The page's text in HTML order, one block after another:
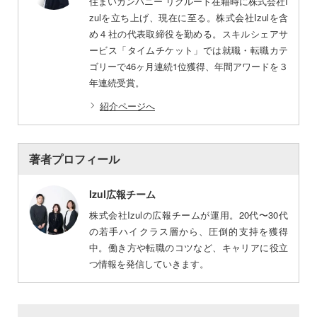
zulを立ち上げ、現在に至る。株式会社Izulを含
め４社の代表取締役を勤める。スキルシェアサ
ービス「タイムチケット」では就職・転職カテ
ゴリーで46ヶ月連続1位獲得、年間アワードを３
年連続受賞。
紹介ページへ
著者プロフィール
Izul広報チーム
株式会社Izulの広報チームが運用。20代〜30代
の若手ハイクラス層から、圧倒的支持を獲得
中。働き方や転職のコツなど、キャリアに役立
つ情報を発信していきます。